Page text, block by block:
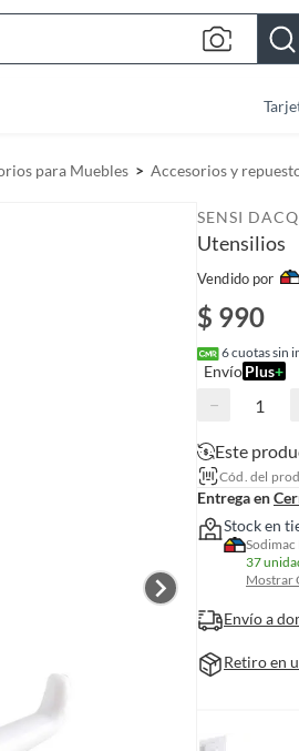
para Muebles Accesorios y
SENSI
Utensilios
Vendido por
$ 990
6cuotas sin
EnvíoPlus+
−
Este
Cód. del
Entrega en
Stock en
37
Mostrar
Envío a
Retiro en